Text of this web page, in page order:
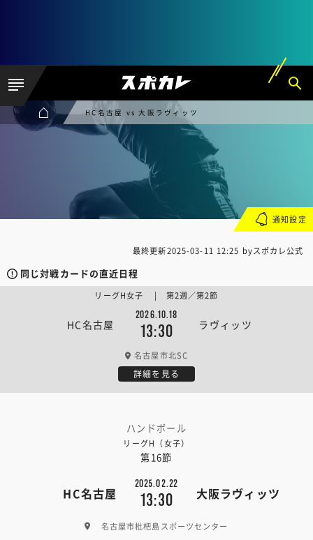
HC名古屋 vs 大阪ラヴィッツ
最終更新2025-03-11 12:25 byスポカレ公式
同じ対戦カードの直近日程
HC名古屋
2026.10.18
13:30 ラヴィッツ
リーグH女子 | 第2週／第2節
名古屋市北SC
詳細を見る
ハンドボール
リーグH（女子）
第16節
HC名古屋
2025.02.22
13:30 大阪ラヴィッツ
名古屋市枇杷島スポーツセンター
通知設定